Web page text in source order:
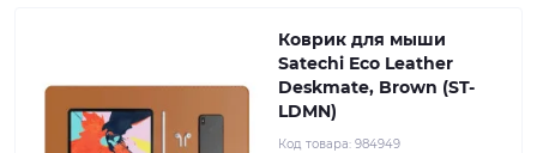
Коврик для мыши
Satechi Eco Leather
Deskmate, Brown (ST-
LDMN)
Код товара: 984949